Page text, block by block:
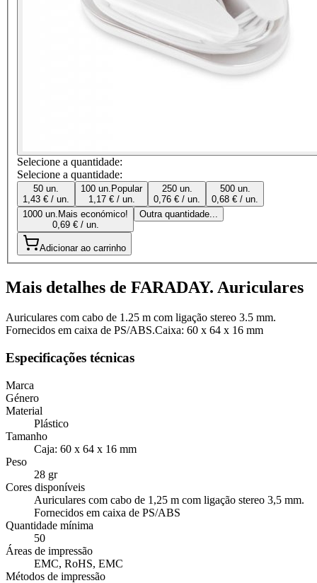
Selecione a quantidade:
Selecione a quantidade:
50 un.
1,43 € / un.
100 un. Popular
1,17 € / un.
250 un.
0,76 € / un.
500 un.
0,68 € / un.
1000 un. Mais económico!
0,69 € / un.
Outra quantidade...
Adicionar ao carrinho
Mais detalhes de FARADAY. Auriculares
Auriculares com cabo de 1.25 m com ligação stereo 3.5 mm.
Fornecidos em caixa de PS/ABS.Caixa: 60 x 64 x 16 mm
Especificações técnicas
Marca
Género
Material
Plástico
Tamanho
Caja: 60 x 64 x 16 mm
Peso
28 gr
Cores disponíveis
Auriculares com cabo de 1,25 m com ligação stereo 3,5 mm.
Fornecidos em caixa de PS/ABS
Quantidade mínima
50
Áreas de impressão
EMC, RoHS, EMC
Métodos de impressão